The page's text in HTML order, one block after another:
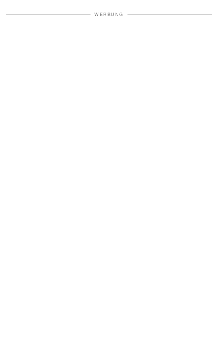
WERBUNG